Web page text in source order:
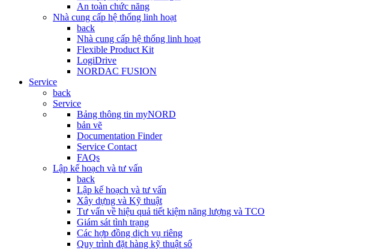
An toàn chức năng
Nhà cung cấp hệ thống linh hoạt
back
Nhà cung cấp hệ thống linh hoạt
Flexible Product Kit
LogiDrive
NORDAC FUSION
Service
back
Service
Bảng thông tin myNORD
bản vẽ
Documentation Finder
Service Contact
FAQs
Lập kế hoạch và tư vấn
back
Lập kế hoạch và tư vấn
Xây dựng và Kỹ thuật
Tư vấn về hiệu quả tiết kiệm năng lượng và TCO
Giám sát tình trạng
Các hợp đồng dịch vụ riêng
Quy trình đặt hàng kỹ thuật số